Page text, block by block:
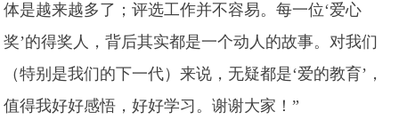
体是越来越多了；评选工作并不容易。每一位‘爱心
奖’的得奖人，背后其实都是一个动人的故事。对我们
（特别是我们的下一代）来说，无疑都是‘爱的教育’，
值得我好好感悟，好好学习。谢谢大家！”